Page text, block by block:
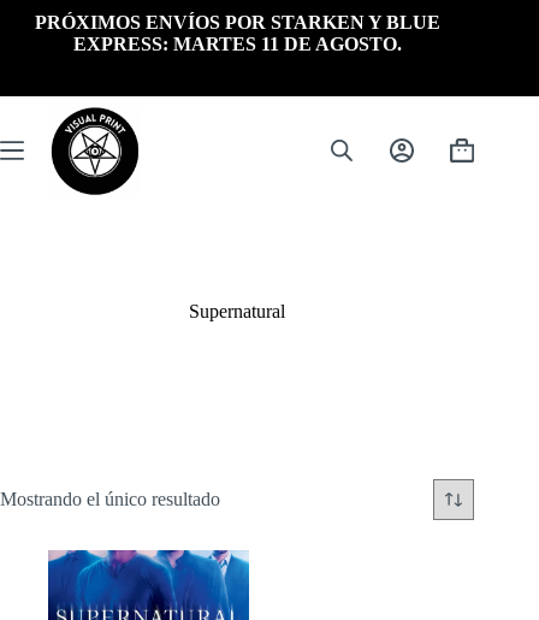
PRÓXIMOS ENVÍOS POR STARKEN Y BLUE
EXPRESS: MARTES 11 DE AGOSTO.
Carrito
Supernatural
Mostrando el único resultado